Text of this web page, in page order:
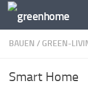
Zum Inhalt
BAUEN / GREEN-
Smart Home